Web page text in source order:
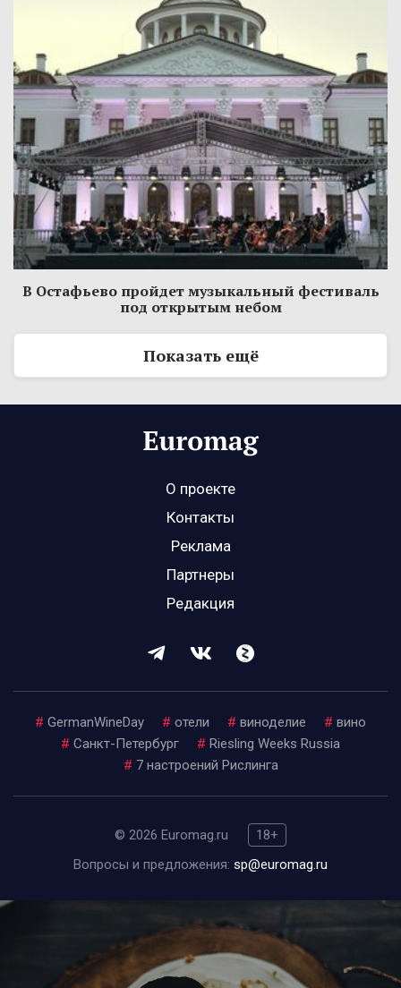
В Остафьево пройдет музыкальный фестиваль
под открытым небом
Показать ещё
О проекте
Контакты
Реклама
Партнеры
Редакция
# GermanWineDay # отели # виноделие # вино
# Санкт-Петербург # Riesling Weeks Russia
# 7 настроений Рислинга
© 2026 Euromag.ru
18+
Вопросы и предложения: sp@euromag.ru